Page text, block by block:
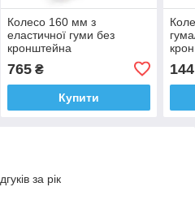
Колесо 160 мм з
еластичної гуми без
кронштейна
765₴
Купити
144
за рік